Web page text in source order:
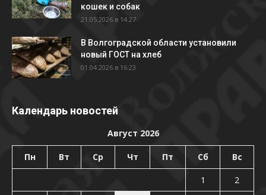
кошек и собак
21.05.2026 в 14:27
В Волгоградской области установили
новый ГОСТ на хлеб
01.04.2026 в 16:23
Календарь новостей
Август 2026
Пн Вт Ср Чт Пт Сб Вс
1
2